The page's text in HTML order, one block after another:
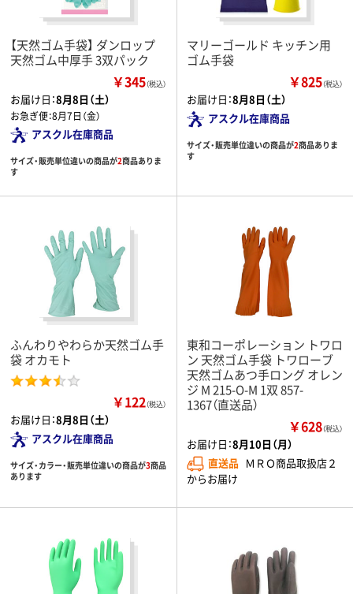
【天然ゴム手袋】 ダンロップ
天然ゴム中厚手 3双パック
￥345（税込）
お届け日：8月8日（土）
お急ぎ便：8月7日（金）
アスクル在庫商品
サイズ・販売単位違いの商品が2商品ありま
す
マリーゴールド キッチン用
ゴム手袋
￥825（税込）
お届け日：8月8日（土）
アスクル在庫商品
サイズ・販売単位違いの商品が2商品ありま
す
ふんわりやわらか天然ゴム手
袋 オカモト
￥122（税込）
お届け日：8月8日（土）
アスクル在庫商品
サイズ・カラー・販売単位違いの商品が3商品
あります
東和コーポレーション トワロ
ン 天然ゴム手袋 トワローブ
天然ゴムあつ手ロング オレン
ジ M 215-O-M 1双 857-
1367（直送品）
￥628（税込）
お届け日：8月10日（月）
直送品 ＭＲＯ商品取扱店２
からお届け